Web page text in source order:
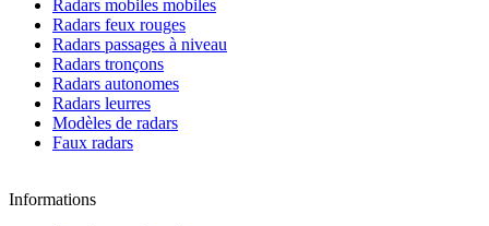
Radars mobiles mobiles
Radars feux rouges
Radars passages à niveau
Radars tronçons
Radars autonomes
Radars leurres
Modèles de radars
Faux radars
Informations